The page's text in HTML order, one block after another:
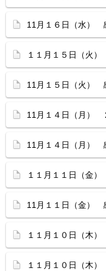
11月１６日（水）
１１月１５日（火
11月１５日（火）
11月１４日（月）
11月１４日（月）
１１月１１日（金
11月１１日（金）
１１月１０日（木
１１月１０日（木